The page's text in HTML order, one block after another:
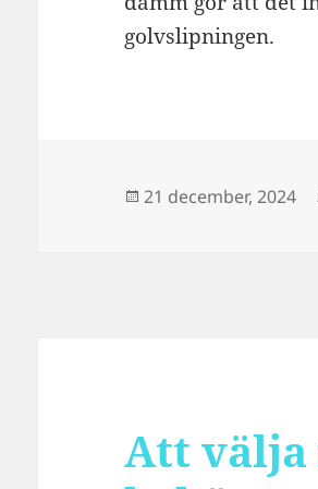
golvslipningen.
Postat
21 december, 2024
Att